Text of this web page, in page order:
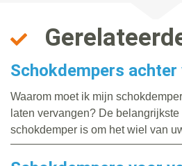
Schokdempers achter
Waarom moet ik mijn
laten vervangen? De
schokdemper is om het wiel van